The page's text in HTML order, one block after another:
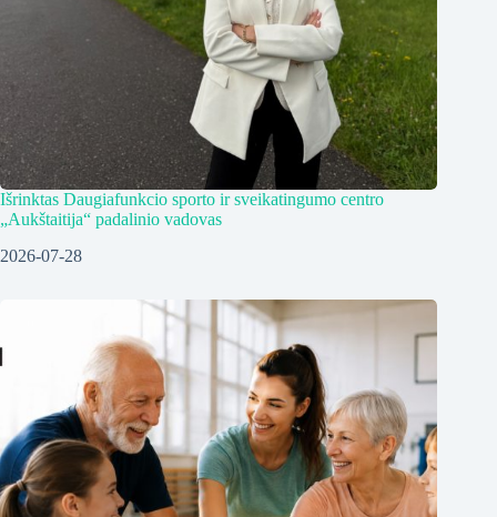
Išrinktas Daugiafunkcio sporto ir sveikatingumo centro
„Aukštaitija“ padalinio vadovas
2026-07-28